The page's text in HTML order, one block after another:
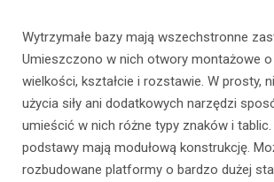
Wytrzymałe bazy mają wszechstronne
Umieszczono w nich otwory montażowe
wielkości, kształcie i rozstawie. W prosty,
użycia siły ani dodatkowych narzędzi
umieścić w nich różne typy znaków i tablic.
podstawy mają modułową konstrukcję.
rozbudowane platformy o bardzo dużej